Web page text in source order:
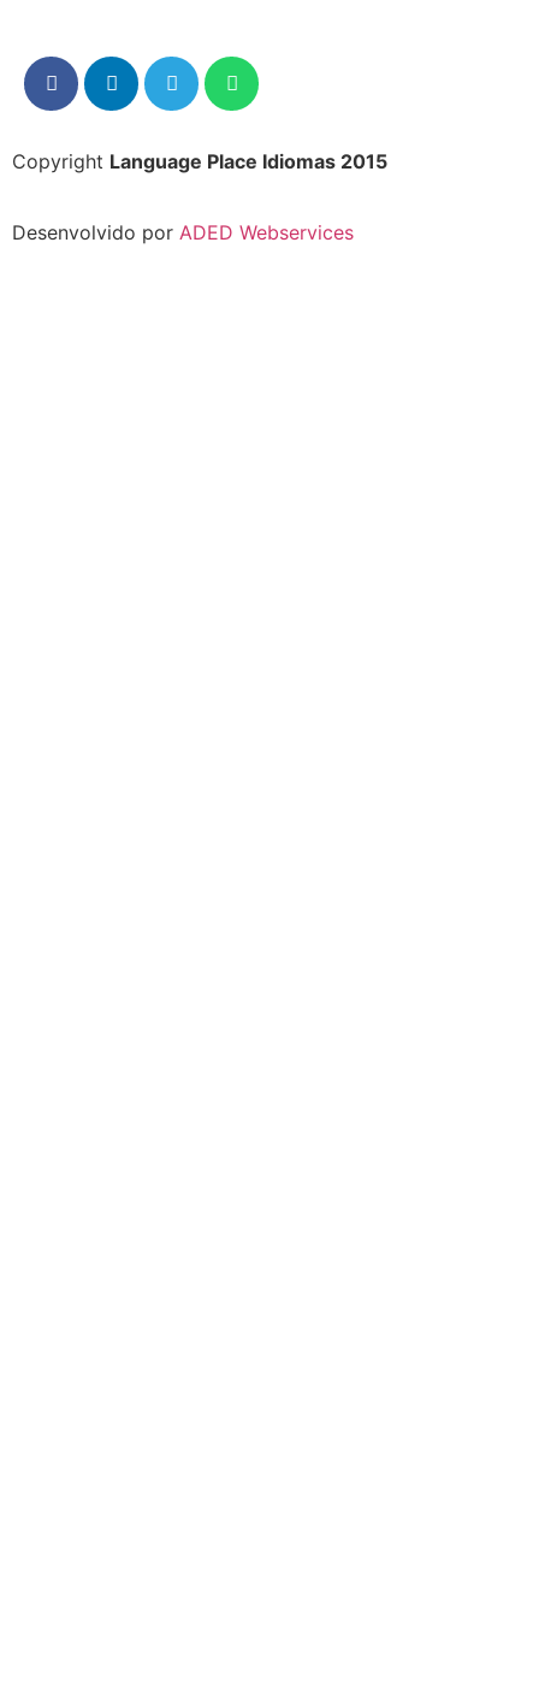
Copyright Language Place Idiomas 2015
Desenvolvido por ADED Webservices